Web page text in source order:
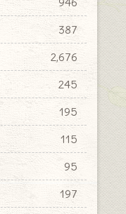
387
2,676
245
195
115
95
197